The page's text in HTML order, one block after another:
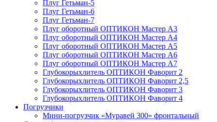
Плуг Гетьман-5
Плуг Гетьман-6
Плуг Гетьман-7
Плуг оборотный ОПТИКОН Мастер А3
Плуг оборотный ОПТИКОН Мастер А4
Плуг оборотный ОПТИКОН Мастер А5
Плуг оборотный ОПТИКОН Мастер А6
Плуг оборотный ОПТИКОН Мастер А7
Глубокорыхлитель ОПТИКОН Фаворит 2
Глубокорыхлитель ОПТИКОН Фаворит 2,5
Глубокорыхлитель ОПТИКОН Фаворит 3
Глубокорыхлитель ОПТИКОН Фаворит 4
Погрузчики
Мини-погрузчик «Муравей 300» фронтальный